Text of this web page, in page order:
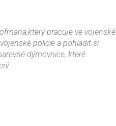
pracuje ve vojenské
policie a pohladit si
dýmovnice, které